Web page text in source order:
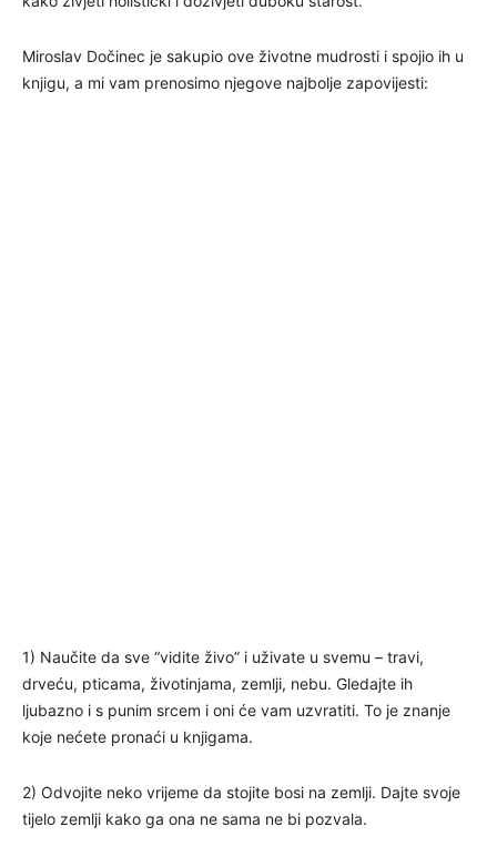
Miroslav Dočinec je sakupio ove životne mudrosti i spojio ih u
knjigu, a mi vam prenosimo njegove najbolje zapovijesti:
1) Naučite da sve “vidite živo” i uživate u svemu – travi,
drveću, pticama, životinjama, zemlji, nebu. Gledajte ih
ljubazno i s punim srcem i oni će vam uzvratiti. To je znanje
koje nećete pronaći u knjigama.
2) Odvojite neko vrijeme da stojite bosi na zemlji. Dajte svoje
tijelo zemlji kako ga ona ne sama ne bi pozvala.